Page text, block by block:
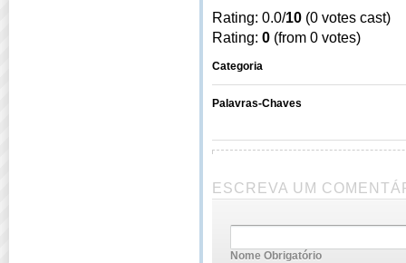
Rating: 0.0/10 (0 votes cast)
Rating: 0 (from 0 votes)
Categoria
Palavras-Chaves
ESCREVA UM
Nome Obrigatório